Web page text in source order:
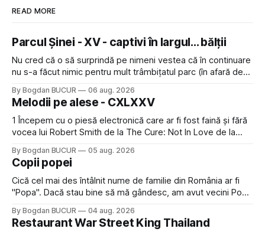
READ MORE
Parcul Șinei - XV - captivi în largul... bălții
Nu cred că o să surprindă pe nimeni vestea că în continuare
nu s-a făcut nimic pentru mult trâmbițatul parc (în afară de
timp pui și latră prin gard la lumea care trece prin zonă). Am
avut, în schimb, o belea
By Bogdan BUCUR 06 aug. 2026
Melodii pe alese - CXLXXV
1 Începem cu o piesă electronică care ar fi fost faină și fără
vocea lui Robert Smith de la The Cure: Not In Love de la
a dovedit că jumătatea masculină a acelui duo era cam
dubioasă...) 2. Băgăm la
By Bogdan BUCUR 05 aug. 2026
Copii popei
Cică cel mai des întâlnit nume de familie din România ar fi
"Popa". Dacă stau bine să mă gândesc, am avut vecini Popa
Dexonline spune de etimologia termenului de popă că ar
veni din slava veche, popŭ,
By Bogdan BUCUR 04 aug. 2026
Restaurant War Street King Thailand